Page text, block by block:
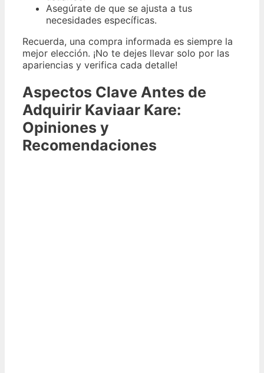
Asegúrate de que se ajusta a tus
necesidades específicas.
Recuerda, una compra informada es siempre la
mejor elección. ¡No te dejes llevar solo por las
apariencias y verifica cada detalle!
Aspectos Clave Antes de
Adquirir Kaviaar Kare:
Opiniones y
Recomendaciones